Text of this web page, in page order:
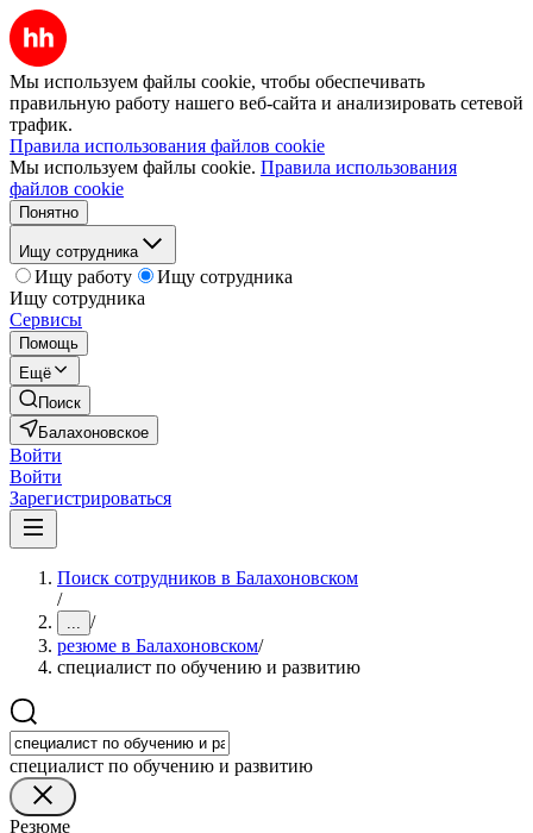
Мы используем файлы cookie, чтобы обеспечивать
правильную работу нашего веб-сайта и анализировать сетевой
трафик.
Правила использования файлов cookie
Мы используем файлы cookie. Правила использования
файлов cookie
Понятно
Ищу сотрудника
Ищу работу
Ищу сотрудника
Ищу сотрудника
Сервисы
Помощь
Ещё
Поиск
Балахоновское
Войти
Войти
Зарегистрироваться
Поиск сотрудников в Балахоновском
/
... /
резюме в Балахоновском/
специалист по обучению и развитию
специалист по обучению и развитию
Резюме